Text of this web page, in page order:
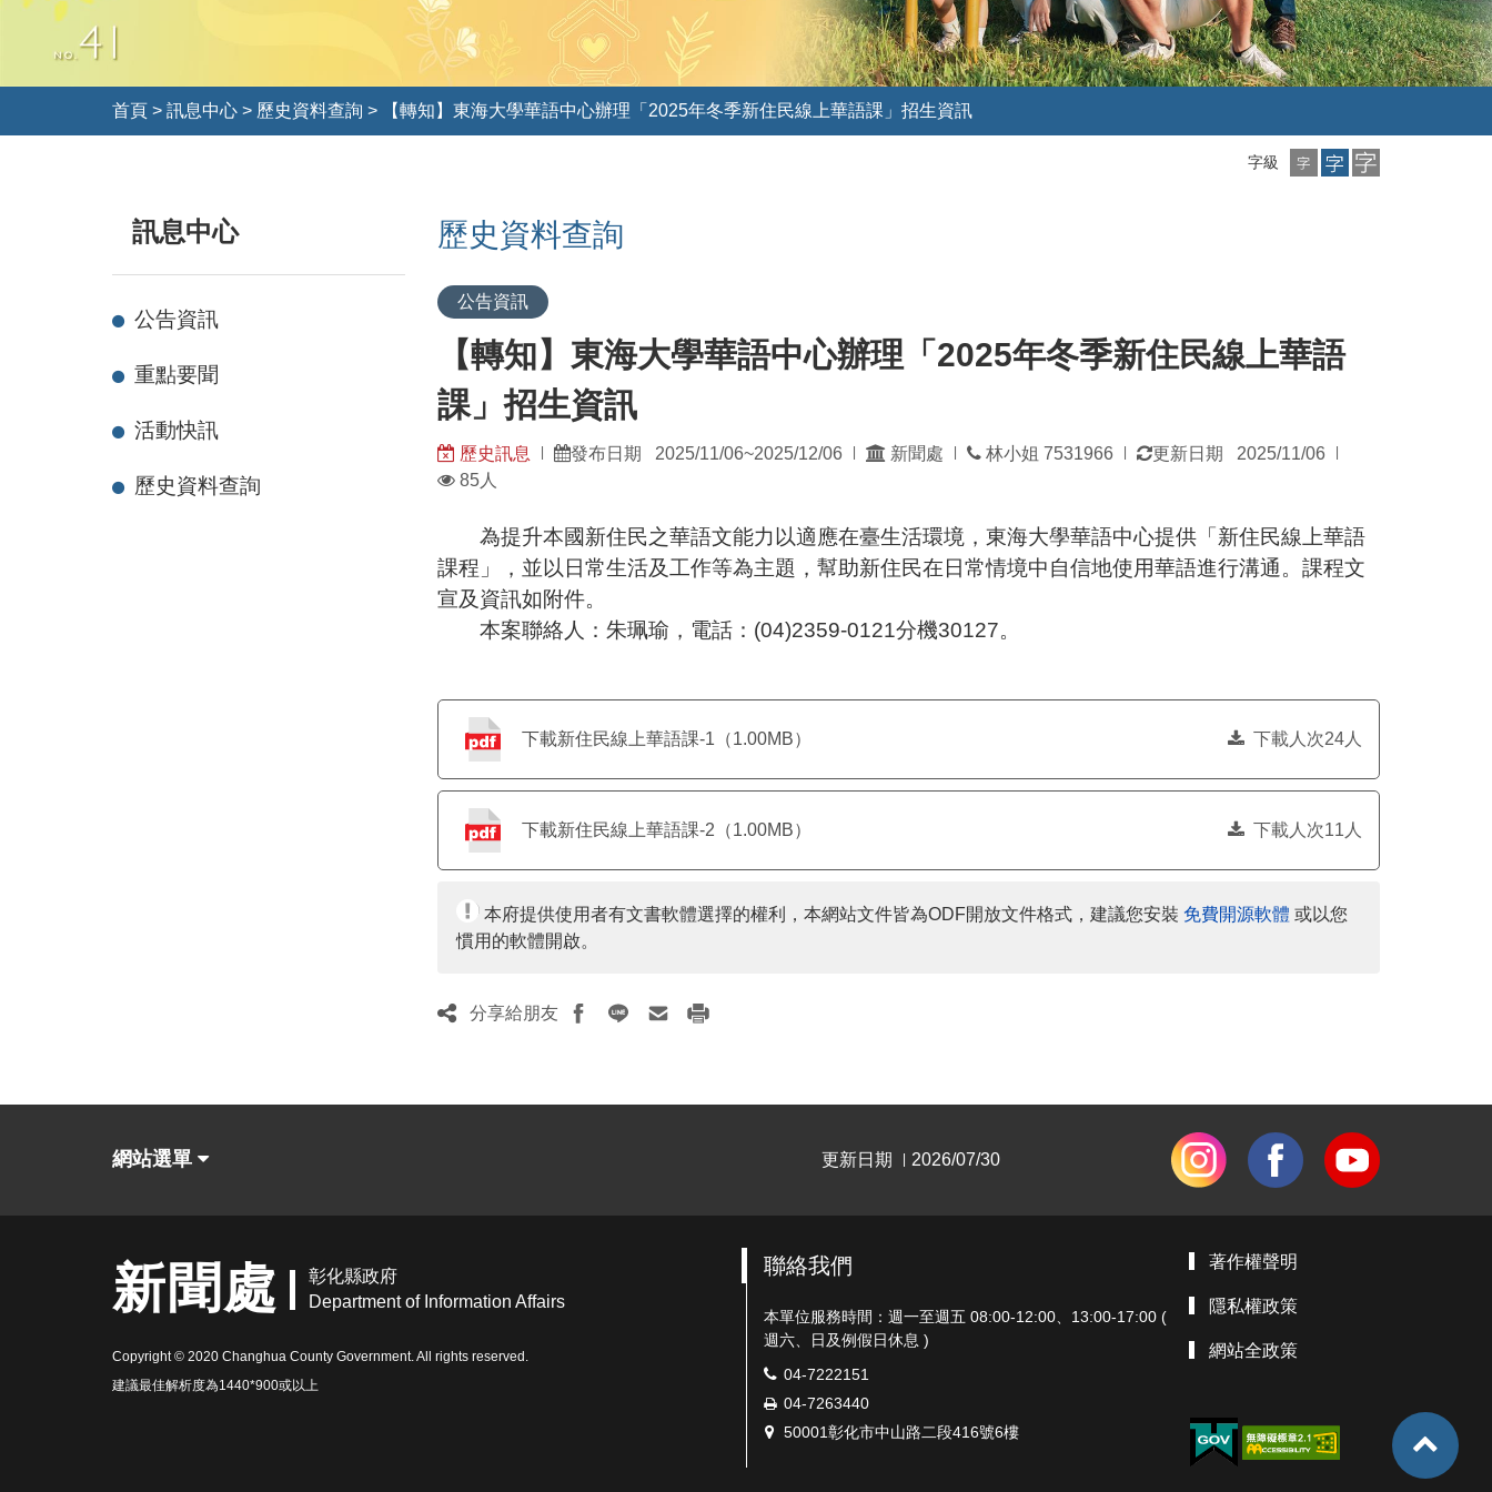
首頁 >訊息中心 > 歷史資料查詢 > 【轉知】東海大學華語中心辦理「2025年冬季新住民線上華語課」招生資訊
字級
小
字
中
字
大
字
訊息中心
公告資訊
重點要聞
活動快訊
歷史資料查詢
歷史資料查詢
公告資訊
【轉知】東海大學華語中心辦理「2025年冬季新住民線上華語
課」招生資訊
歷史訊息 發布日期 2025/11/06~2025/12/06
發
位：
新聞處
發
期：
林小姐 7531966 更新日期 2025/11/06
瀏
數：
85人
為提升本國新住民之華語文能力以適應在臺生活環境，東海大學華語中心提供「新住民線上華語
課程」，並以日常生活及工作等為主題，幫助新住民在日常情境中自信地使用華語進行溝通。課程文
宣及資訊如附件。
本案聯絡人：朱珮瑜，電話：(04)2359-0121分機30127。
下載新住民線上華語課-1（1.00MB） 下載人次24人
下載新住民線上華語課-2（1.00MB） 下載人次11人
本府提供使用者有文書軟體選擇的權利，本網站文件皆為ODF開放文件格式，建議您安裝 免費開源軟體 或以您
慣用的軟體開啟。
分享給朋友
網站選單 更新日期 2026/07/30
新聞處
彰化縣政府
Department of Information Affairs
Copyright © 2020 Changhua County Government. All rights reserved.
建議最佳解析度為1440*900或以上
聯絡我們
本單位服務時間：週一至週五 08:00-12:00、13:00-17:00 (
週六、日及例假日休息 )
電
話：
04-7222151
傳
真：
04-7263440
地
50001彰化市中山路二段416號6樓
著作權聲明
隱私權政策
網站全政策
TOP